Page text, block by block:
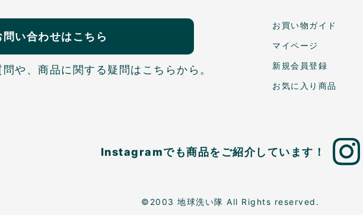
問い合わせはこちら
問や、商品に関する疑問はこちらから。
お買い物ガイド
マイページ
新規会員登録
お気に入り商品
Instagramでも商品を ご紹介しています！
©2003 地球洗い隊 All Rights reserved.